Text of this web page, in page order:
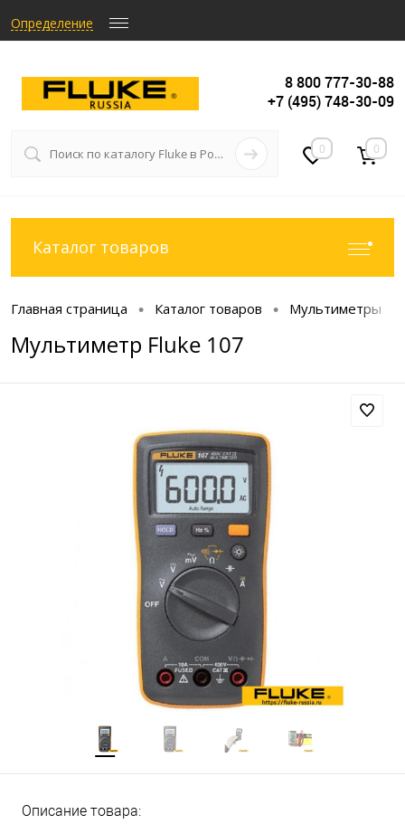
Определение
8 800 777-30-88
+7 (495) 748-30-09
0 0
Каталог товаров
Главная страница • Каталог товаров • Мультиметры
Мультиметр Fluke 107
Описание товара: